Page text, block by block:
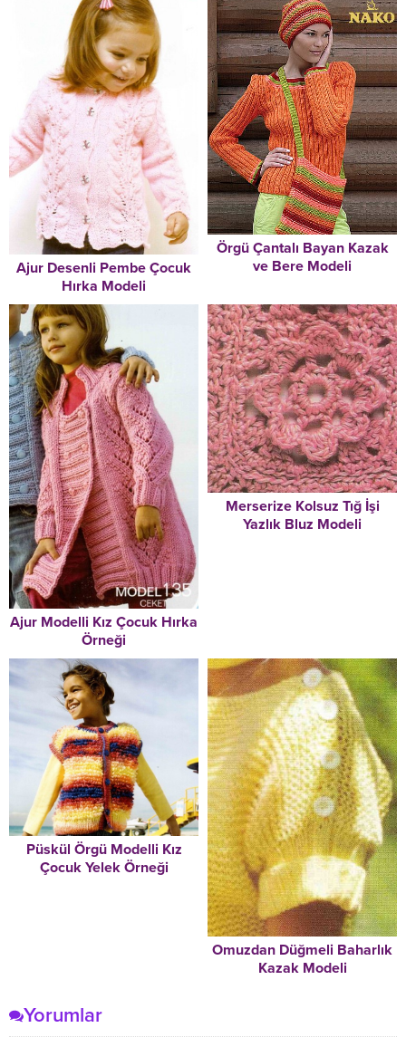
Ajur Desenli Pembe Çocuk
Hırka Modeli
Örgü Çantalı Bayan Kazak
ve Bere Modeli
Ajur Modelli Kız Çocuk Hırka
Örneği
Merserize Kolsuz Tığ İşi
Yazlık Bluz Modeli
Püskül Örgü Modelli Kız
Çocuk Yelek Örneği
Omuzdan Düğmeli Baharlık
Kazak Modeli
Yorumlar